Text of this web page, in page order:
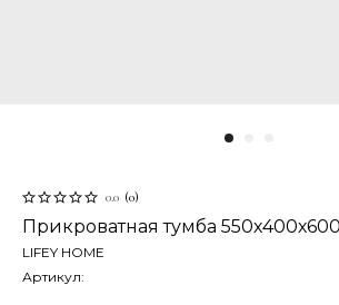
0.0 (0)
Прикроватная тумба
LIFEY HOME
Артикул: